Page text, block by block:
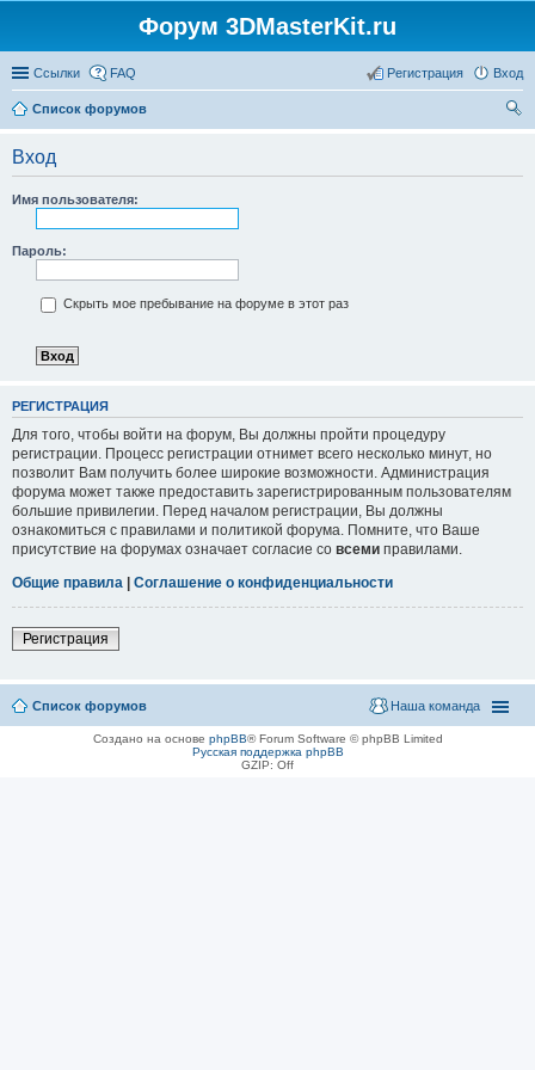
Форум 3DMasterKit.ru
Ссылки FAQ Вход
Регистрация
Список форумов
Вход
Имя пользователя:
Пароль:
Скрыть мое пребывание на форуме в этот раз
РЕГИСТРАЦИЯ
Для того, чтобы войти на форум, Вы должны пройти процедуру
регистрации. Процесс регистрации отнимет всего несколько минут, но
позволит Вам получить более широкие возможности. Администрация
форума может также предоставить зарегистрированным пользователям
большие привилегии. Перед началом регистрации, Вы должны
ознакомиться с правилами и политикой форума. Помните, что Ваше
присутствие на форумах означает согласие со всеми правилами.
Общие правила | Соглашение о конфиденциальности
Регистрация
Список форумов Наша команда
Создано на основе phpBB® Forum Software © phpBB Limited
Русская поддержка phpBB
GZIP: Off